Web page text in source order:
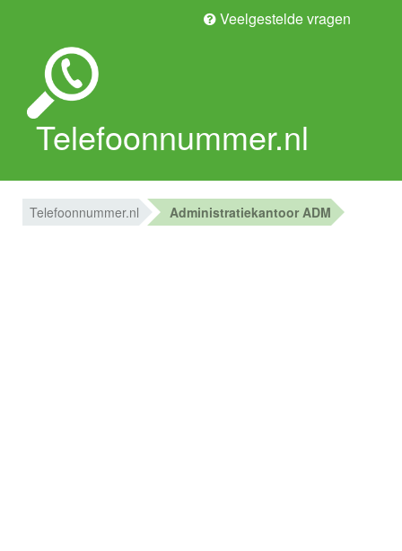
Veelgestelde vragen
Telefoonnummer.nl
Telefoonnummer.nl Administratiekantoor ADM